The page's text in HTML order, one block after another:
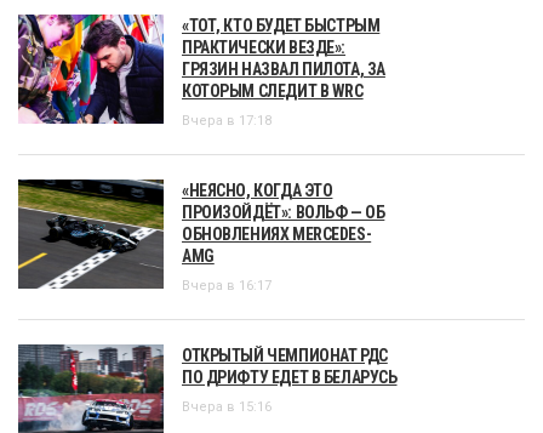
«ТОТ, КТО БУДЕТ БЫСТРЫМ
ПРАКТИЧЕСКИ ВЕЗДЕ»:
ГРЯЗИН НАЗВАЛ ПИЛОТА, ЗА
КОТОРЫМ СЛЕДИТ В WRC
Вчера в 17:18
«НЕЯСНО, КОГДА ЭТО
ПРОИЗОЙДЁТ»: ВОЛЬФ — ОБ
ОБНОВЛЕНИЯХ MERCEDES-
AMG
Вчера в 16:17
ОТКРЫТЫЙ ЧЕМПИОНАТ РДС
ПО ДРИФТУ ЕДЕТ В БЕЛАРУСЬ
Вчера в 15:16